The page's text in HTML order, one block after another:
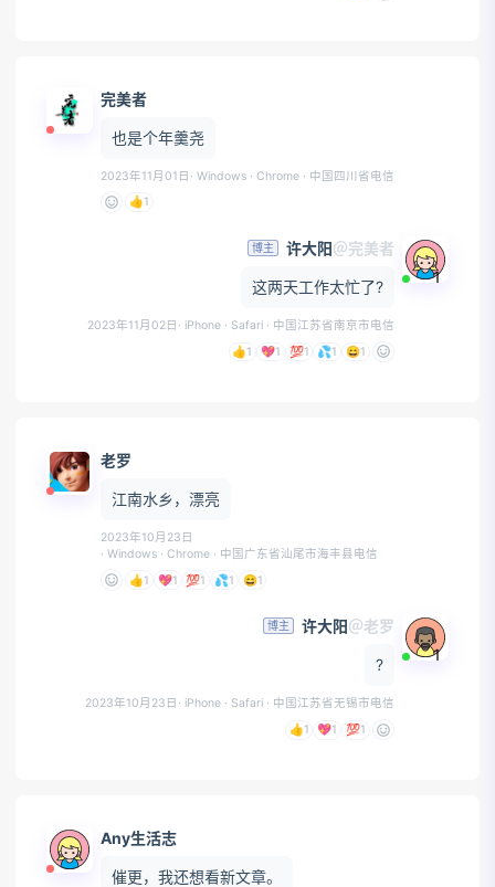
完美者
也是个年羹尧
2023年11月01日 · Windows · Chrome · 中国四川省电信
👍1
1
博主 许大阳＠完美者
这两天工作太忙了?
2023年11月02日 · iPhone · Safari · 中国江苏省南京市电信
👍1 💖1 💯1 💦1 😄1
老罗
江南水乡，漂亮
2023年10月23日
· Windows · Chrome · 中国广东省汕尾市海丰县电信
👍1 💖1 💯1 💦1 😄1
1
博主 许大阳＠老罗
?
2023年10月23日 · iPhone · Safari · 中国江苏省无锡市电信
👍1 💖1 💯1
Any生活志
催更，我还想看新文章。